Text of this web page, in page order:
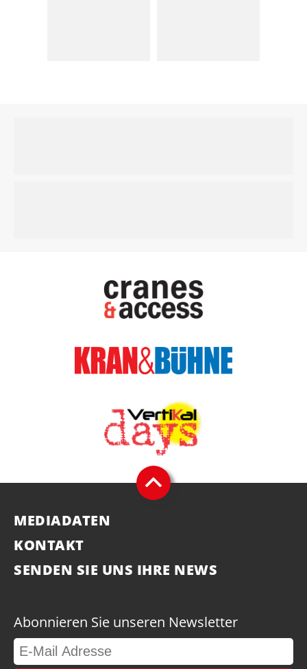
MEDIADATEN
KONTAKT
SENDEN SIE UNS IHRE NEWS
Abonnieren Sie unseren Newsletter